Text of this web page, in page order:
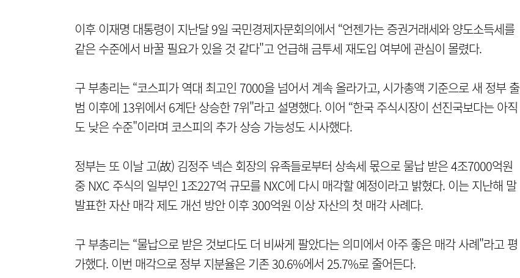
이후 이재명 대통령이 지난달 9일 국민경제자문회의에서 “언젠가는 증권거래세와 양도소득세를
같은 수준에서 바꿀 필요가 있을 것 같다"고 언급해 금투세 재도입 여부에 관심이 몰렸다.
구 부총리는 “코스피가 역대 최고인 7000을 넘어서 계속 올라가고, 시가총액 기준으로 새 정부 출
범 이후에 13위에서 6계단 상승한 7위"라고 설명했다. 이어 “한국 주식시장이 선진국보다는 아직
도 낮은 수준"이라며 코스피의 추가 상승 가능성도 시사했다.
정부는 또 이날 고(故) 김정주 넥슨 회장의 유족들로부터 상속세 몫으로 물납 받은 4조7000억원
중 NXC 주식의 일부인 1조227억 규모를 NXC에 다시 매각할 예정이라고 밝혔다. 이는 지난해 말
발표한 자산 매각 제도 개선 방안 이후 300억원 이상 자산의 첫 매각 사례다.
구 부총리는 “물납으로 받은 것보다도 더 비싸게 팔았다는 의미에서 아주 좋은 매각 사례"라고 평
가했다. 이번 매각으로 정부 지분율은 기존 30.6%에서 25.7%로 줄어든다.